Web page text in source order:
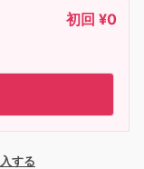
初回 ¥0
する